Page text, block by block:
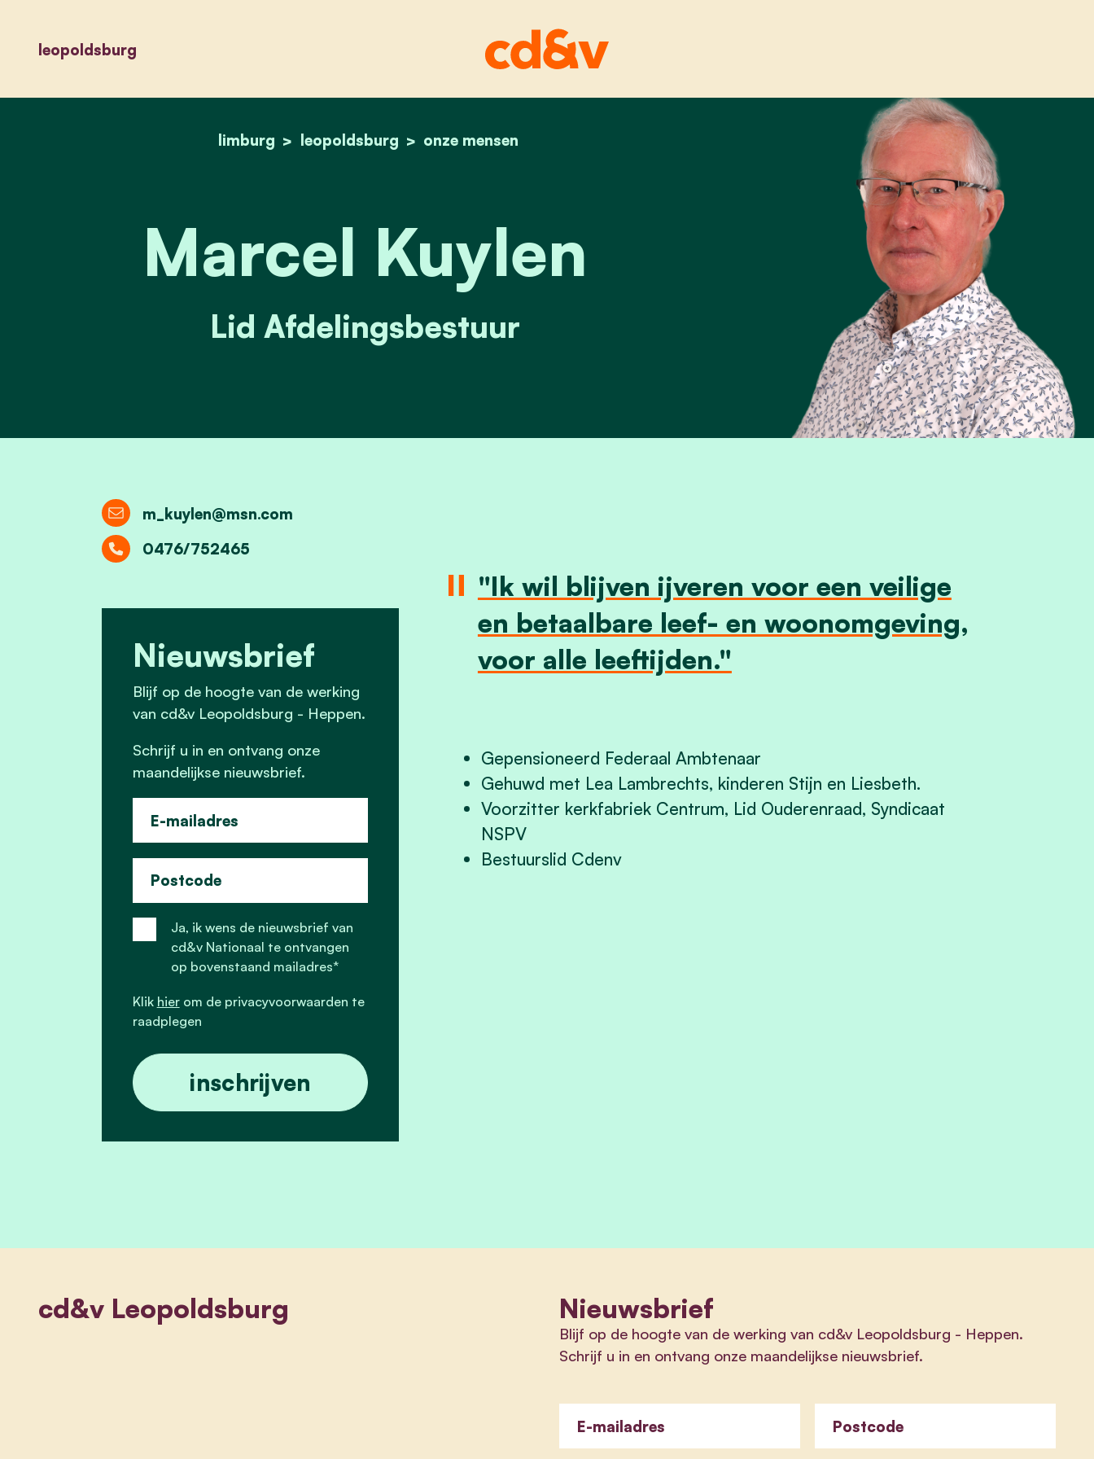
leopoldsburg
home
limburg leopoldsburg onze mensen
marcel kuylen
Marcel Kuylen
Lid Afdelingsbestuur
"Ik wil blijven ijveren voor een veilige
en betaalbare leef- en woonomgeving,
voor alle leeftijden."
Gepensioneerd Federaal Ambtenaar
Gehuwd met Lea Lambrechts, kinderen Stijn en Liesbeth.
Voorzitter kerkfabriek Centrum, Lid Ouderenraad, Syndicaat
NSPV
Bestuurslid Cdenv
m_kuylen@msn.com
0476/752465
Nieuwsbrief
Blijf op de hoogte van de werking
van cd&v Leopoldsburg - Heppen.
Schrijf u in en ontvang onze
maandelijkse nieuwsbrief.
E-mailadres
Postcode
Ja, ik wens de nieuwsbrief van
cd&v Nationaal te ontvangen
op bovenstaand mailadres*
Klik hierom de privacyvoorwaarden te
raadplegen
cd&v Leopoldsburg Nieuwsbrief
Blijf op de hoogte van de werking van cd&v Leopoldsburg - Heppen.
Schrijf u in en ontvang onze maandelijkse nieuwsbrief.
E-mailadres Postcode